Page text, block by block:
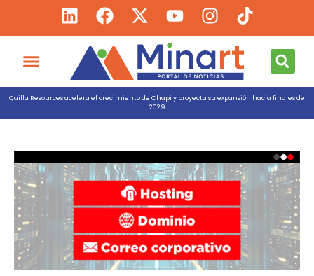
Quilla Resources acelera el crecimiento de Chapi y proyecta su expansión hacia finales de
2029